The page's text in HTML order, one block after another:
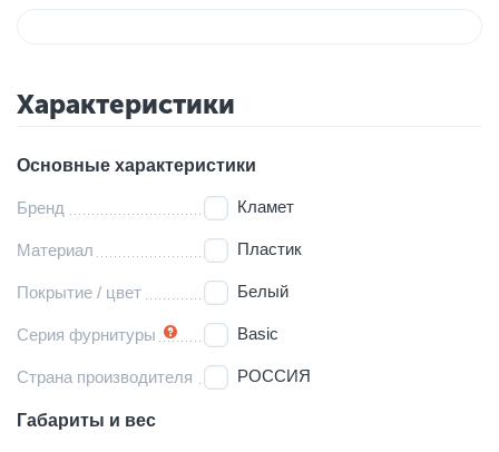
Характеристики
Основные характеристики
Бренд Кламет
Материал Пластик
Покрытие / цвет Белый
Серия фурнитуры Basic
Страна производителя РОССИЯ
Габариты и вес